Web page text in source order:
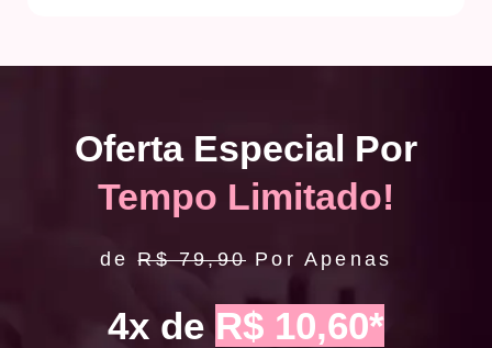
Oferta Especial Por
Tempo Limitado!
deR$ 79,90 Por Apenas
4x de R$ 10,60*